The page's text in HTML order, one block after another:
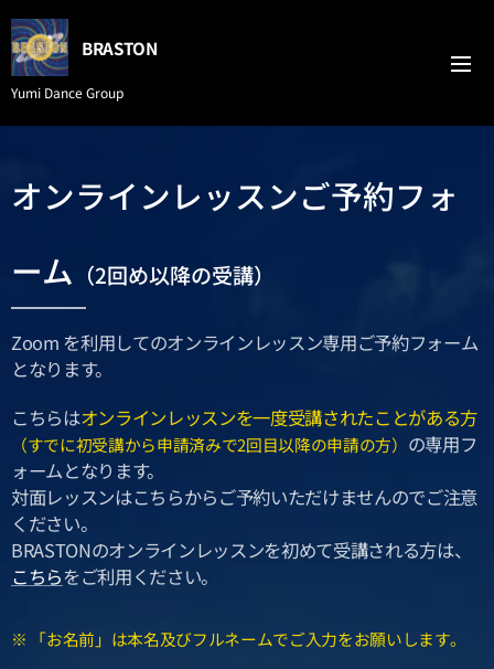
BRASTON
Yumi Dance Group
オンラインレッスンご予約フォ
ーム （2回め以降の受講）
Zoom を利用してのオンラインレッスン専用ご予約フォーム
となります。
こちらはオンラインレッスンを一度受講されたことがある方
（すでに初受講から申請済みで2回目以降の申請の方） の専用フ
ォームとなります。
対面レッスンはこちらからご予約いただけませんのでご注意
ください。
BRASTONのオンラインレッスンを初めて受講される方は、
こちらをご利用ください。
※ 「お名前」は本名及びフルネームでご入力をお願いします。